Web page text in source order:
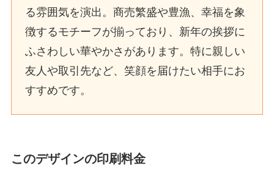
る雰囲気を演出。商売繁盛や豊漁、幸福を象
徴するモチーフが揃っており、新年の挨拶に
ふさわしい華やかさがあります。特に親しい
友人や取引先など、笑顔を届けたい相手にお
すすめです。
このデザインの印刷料金